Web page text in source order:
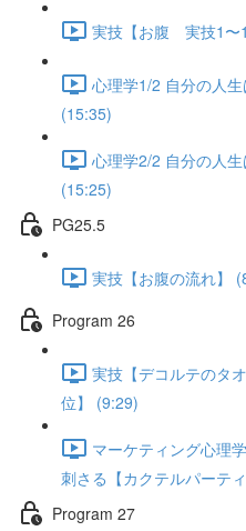
実技【お腹 実技1〜
心理学1/2 自分の人生
(15:35)
心理学2/2 自分の人生
(15:25)
PG25.5
実技【お腹の流れ】
Program 26
実技【デコルテのタ
位】 (9:29)
マーケティング心理
刺さる【カクテルパーテ
Program 27